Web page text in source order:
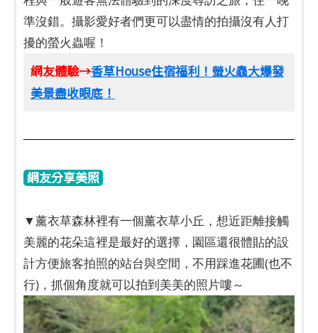
準沒錯。攝影愛好者們更可以盡情的拍攝沒有人打
擾的螢火蟲喔！
網友體驗→香草House住宿福利！螢火蟲大爆發
美景盡收眼底！
網友分享美照
▼薰衣草森林裡有一個薰衣草小丘，想近距離接觸
美麗的花朵這裡是最好的選擇，園區還很體貼的設
計方便旅客拍照的站台與空間，不用踩進花圃(也不
行)，抓個角度就可以拍到美美的照片嘍～